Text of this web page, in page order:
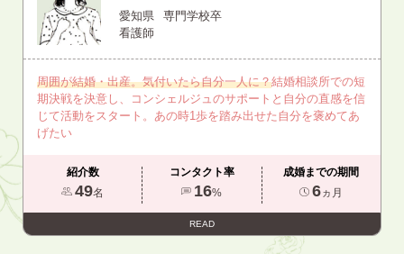
愛知県
専門学校卒
看護師
周囲が結婚・出産。気付いたら自分一人に？結婚相談所での短
期決戦を決意し、コンシェルジュのサポートと自分の直感を信
じて活動をスタート。あの時1歩を踏み出せた自分を褒めてあ
げたい
紹介数
49名
コンタクト率
16%
成婚までの期間
6ヵ月
READ